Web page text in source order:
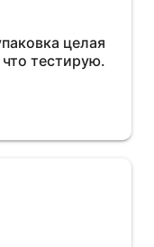
целая
тестирую.